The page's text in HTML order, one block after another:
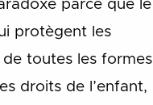
parce que le
protègent les
de toutes les formes
droits de l’enfant,